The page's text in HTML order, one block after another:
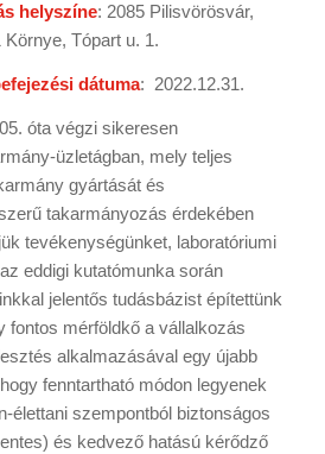
helyszíne: 2085 Pilisvörösvár,
Tópart u. 1.
dátuma: 2022.12.31.
óta végzi sikeresen
üzletágban, mely teljes
gyártását és
takarmányozás érdekében
tevékenységünket, laboratóriumi
eddigi kutatómunka során
jelentős tudásbázist építettünk
fontos mérföldkő a vállalkozás
alkalmazásával egy újabb
fenntartható módon legyenek
élettani szempontból biztonságos
és kedvező hatású kérődző